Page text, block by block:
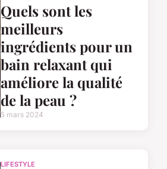
Quels sont les
meilleurs
ingrédients pour un
bain relaxant qui
améliore la qualité
de la peau ?
5 mars 2024
LIFESTYLE